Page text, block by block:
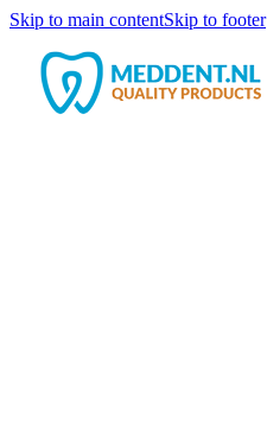
Skip to main contentSkip to footer